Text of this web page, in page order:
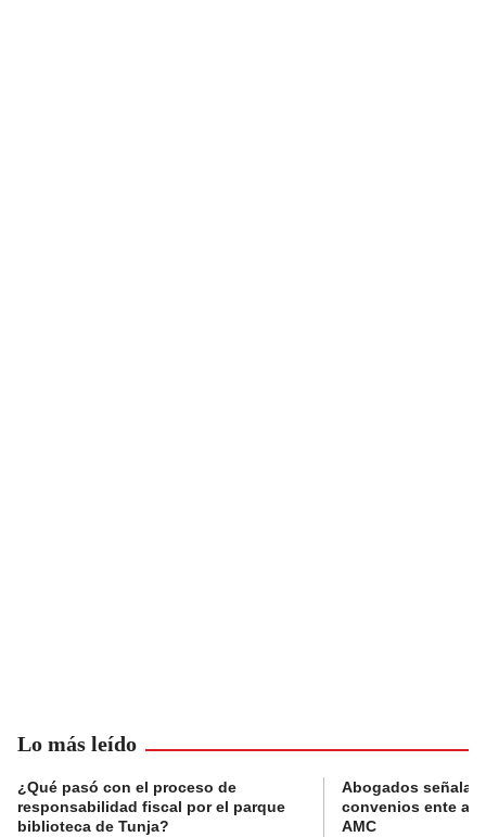
Lo más leído
¿Qué pasó con el proceso de
responsabilidad fiscal por el parque
biblioteca de Tunja?
Abogados
convenios ente
AMC